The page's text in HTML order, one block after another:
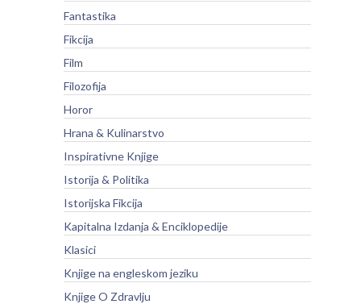
Fantastika
Fikcija
Film
Filozofija
Horor
Hrana & Kulinarstvo
Inspirativne Knjige
Istorija & Politika
Istorijska Fikcija
Kapitalna Izdanja & Enciklopedije
Klasici
Knjige na engleskom jeziku
Knjige O Zdravlju